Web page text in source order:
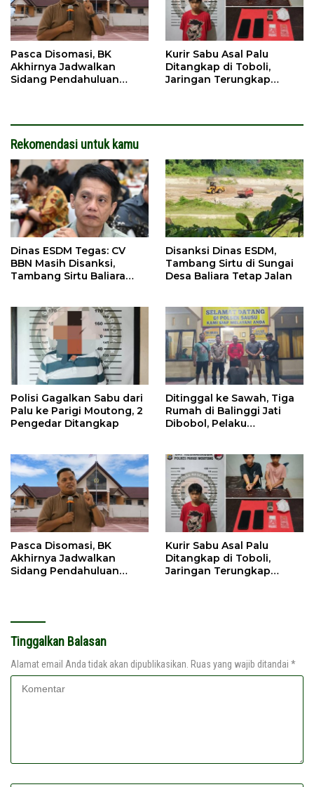
Pasca Disomasi, BK
Akhirnya Jadwalkan
Sidang Pendahuluan
Kurir Sabu Asal Palu
Ditangkap di Toboli,
Jaringan Terungkap
Rekomendasi untuk kamu
Dinas ESDM Tegas: CV
BBN Masih Disanksi,
Tambang Sirtu Baliara
Disanksi Dinas ESDM,
Tambang Sirtu di Sungai
Desa Baliara Tetap Jalan
Polisi Gagalkan Sabu dari
Palu ke Parigi Moutong, 2
Pengedar Ditangkap
Ditinggal ke Sawah, Tiga
Rumah di Balinggi Jati
Dibobol, Pelaku
Pasca Disomasi, BK
Akhirnya Jadwalkan
Sidang Pendahuluan
Kurir Sabu Asal Palu
Ditangkap di Toboli,
Jaringan Terungkap
Tinggalkan Balasan
Alamat email Anda tidak akan dipublikasikan. Ruas yang wajib ditandai *